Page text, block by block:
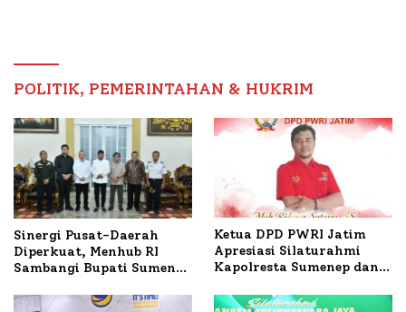
POLITIK, PEMERINTAHAN & HUKRIM
Sinergi Pusat-Daerah
Diperkuat, Menhub RI
Sambangi Bupati Sumenep
Mutiara Sentosa II
Ketua DPD PWRI Jatim
Apresiasi Silaturahmi
Kapolresta Sumenep dan
Ideal Polri-Pers